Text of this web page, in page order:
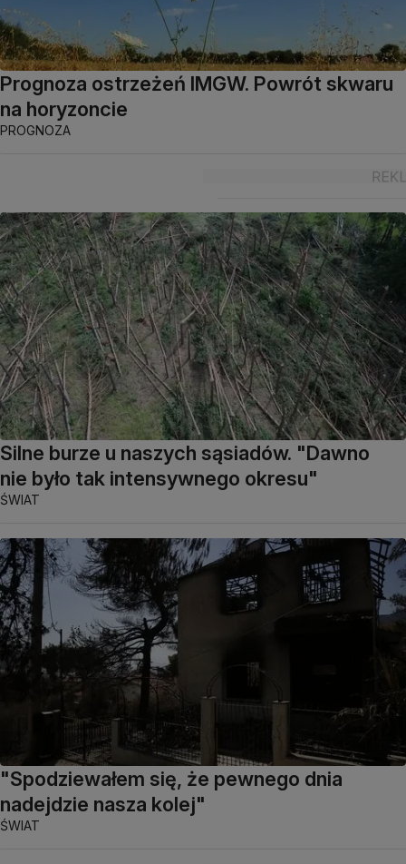
Prognoza ostrzeżeń IMGW. Powrót skwaru
na horyzoncie
PROGNOZA
Silne burze u naszych sąsiadów. "Dawno
nie było tak intensywnego okresu"
ŚWIAT
"Spodziewałem się, że pewnego dnia
nadejdzie nasza kolej"
ŚWIAT